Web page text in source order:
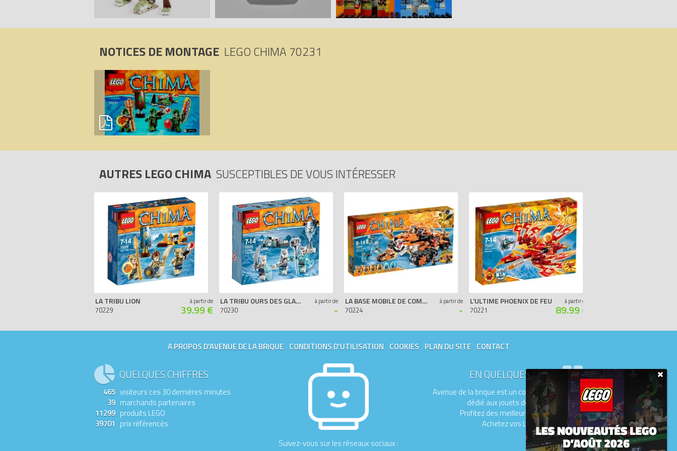
NOTICES DE MONTAGE LEGO CHIMA 70231
AUTRES LEGO CHIMA SUSCEPTIBLES DE VOUS INTÉRESSER
LA TRIBU LION
70229
à partir de
39.99 €
LA TRIBU OURS DES GLACES
70230
à partir de
-
LA BASE MOBILE DE COMBAT
70224
à partir de
-
L'ULTIME PHOENIX DE FEU
70221
à partir de
89.99 €
A PROPOS D'AVENUE DE LA BRIQUE CONDITIONS D'UTILISATION COOKIES PLAN DU SITE CONTACT
EN QUELQUES MOTS
Avenue de la brique est un comparateur de prix
dédié aux jouets de la marque LEGO.
Profitez des meilleurs prix du moment.
Achetez vos LEGO moins chers.
QUELQUES CHIFFRES
465 visiteurs ces 30 dernières minutes
39 marchands partenaires
11299 produits LEGO
39701 prix référencés
Suivez-vous sur les réseaux sociaux :